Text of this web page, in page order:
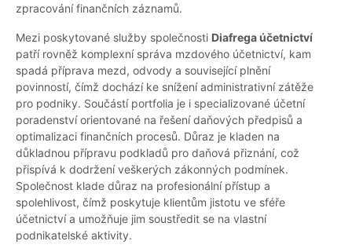
zpracování finančních záznamů.
Mezi poskytované služby společnosti Diafrega účetnictví
patří rovněž komplexní správa mzdového účetnictví, kam
spadá příprava mezd, odvody a související plnění
povinností, čímž dochází ke snížení administrativní zátěže
pro podniky. Součástí portfolia je i specializované účetní
poradenství orientované na řešení daňových předpisů a
optimalizaci finančních procesů. Důraz je kladen na
důkladnou přípravu podkladů pro daňová přiznání, což
přispívá k dodržení veškerých zákonných podmínek.
Společnost klade důraz na profesionální přístup a
spolehlivost, čímž poskytuje klientům jistotu ve sféře
účetnictví a umožňuje jim soustředit se na vlastní
podnikatelské aktivity.